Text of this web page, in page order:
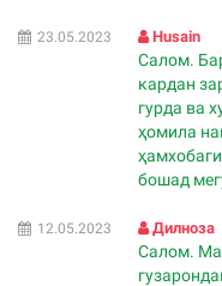
23.05.2023 Husain
Салом.
кардан
гурда ва
ҳомила
бошад
12.05.2023 Дилноза
Салом.